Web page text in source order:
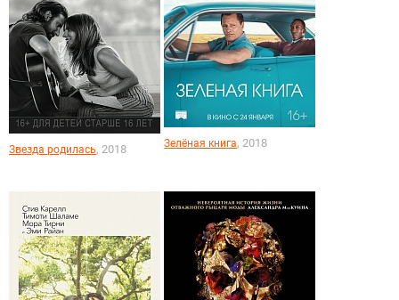
Звезда родилась, 2018 Зелёная книга, 2018